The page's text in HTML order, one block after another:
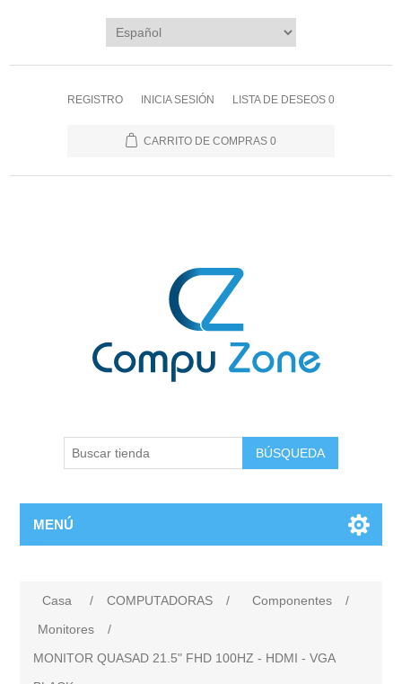
REGISTRO INICIA SESIÓN LISTA DE DESEOS 0
CARRITO DE COMPRAS 0
BÚSQUEDA
MENÚ
Casa / COMPUTADORAS / Componentes
/
Monitores
/
MONITOR QUASAD 21.5" FHD 100HZ - HDMI - VGA